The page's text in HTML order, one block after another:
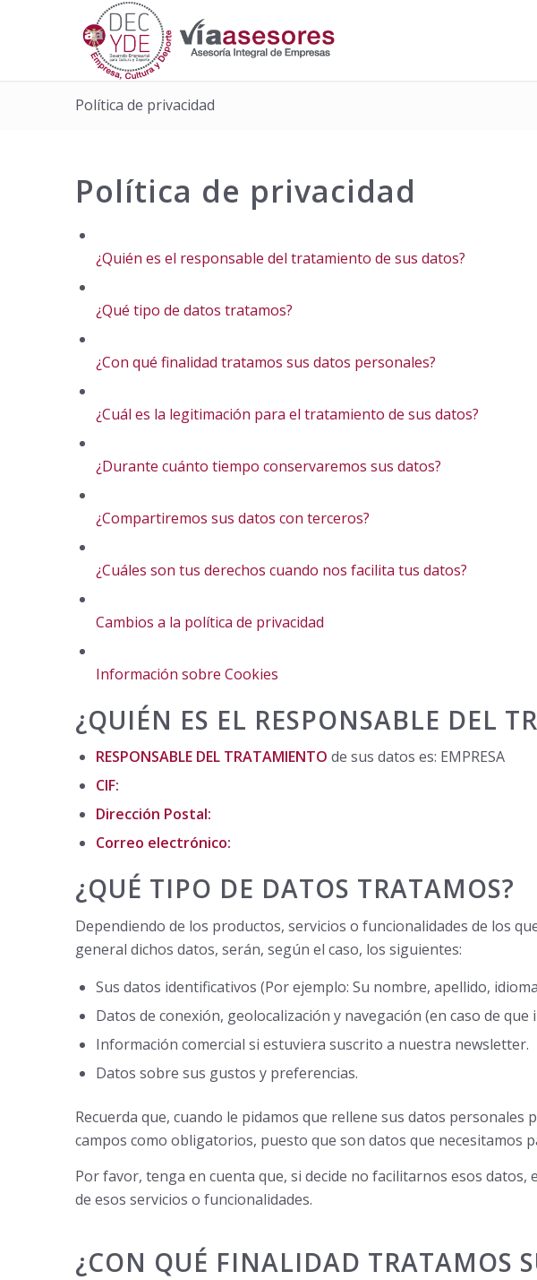
Política de privacidad
Política de privacidad
¿Quién es el responsable del tratamiento de sus datos?
¿Qué tipo de datos tratamos?
¿Con qué finalidad tratamos sus datos personales?
¿Cuál es la legitimación para el tratamiento de sus datos?
¿Durante cuánto tiempo conservaremos sus datos?
¿Compartiremos sus datos con terceros?
¿Cuáles son tus derechos cuando nos facilita tus datos?
Cambios a la política de privacidad
Información sobre Cookies
¿QUIÉN ES EL RESPONSABLE DEL
RESPONSABLE DEL TRATAMIENTO de sus datos es: EMPRESA
CIF:
Dirección Postal:
Correo electrónico:
¿QUÉ TIPO DE DATOS TRATAMOS?
Dependiendo de los productos, servicios o funcionalidades de los
general dichos datos, serán, según el caso, los siguientes:
Sus datos identificativos (Por ejemplo: Su nombre, apellido,
Datos de conexión, geolocalización y navegación (en caso de
Información comercial si estuviera suscrito a nuestra newsletter.
Datos sobre sus gustos y preferencias.
Recuerda que, cuando le pidamos que rellene sus datos
campos como obligatorios, puesto que son datos que necesitamos
Por favor, tenga en cuenta que, si decide no facilitarnos esos
de esos servicios o funcionalidades.
¿CON QUÉ FINALIDAD TRATAMOS